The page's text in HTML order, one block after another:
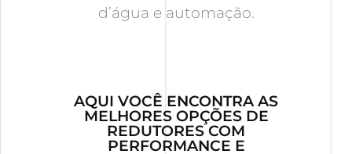
d’água e automação.
AQUI VOCÊ ENCONTRA AS
MELHORES OPÇÕES DE
REDUTORES COM
PERFORMANCE E